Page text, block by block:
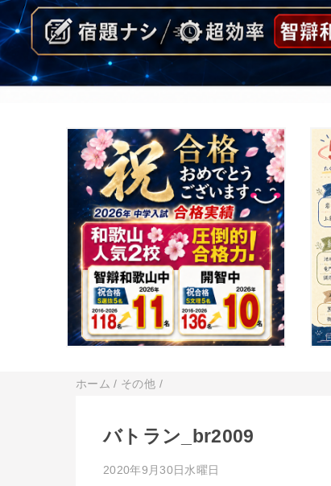
ホーム / その他 /
バトラン_br2009
2020年9月30日水曜日